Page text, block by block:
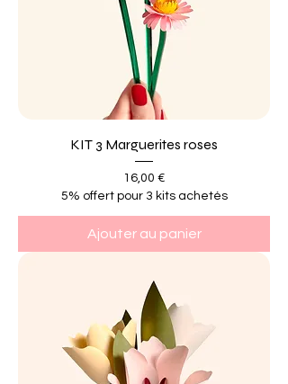
KIT 3 Marguerites roses
Prix
16,00 €
5% offert pour 3 kits achetés
Ajouter au panier